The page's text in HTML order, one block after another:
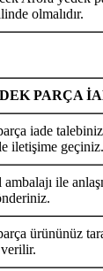
olmalıdır.
PARÇA
iade
iletişime geçiniz.
ile
ürününüz